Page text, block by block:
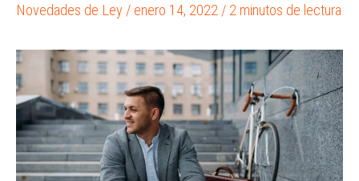
Novedades de Ley / enero 14, 2022 / 2 minutos de lectura